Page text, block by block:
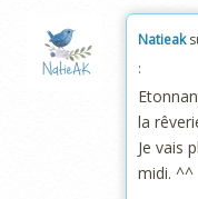
Natieak
:
la
Je vais
midi. ^^